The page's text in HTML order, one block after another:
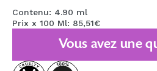
OUTLET
ILS SONT REVENUS!
BIENTÔT
Contenu: 4.90 ml
Prix x 100 Ml: 85,51€
Vous avez une